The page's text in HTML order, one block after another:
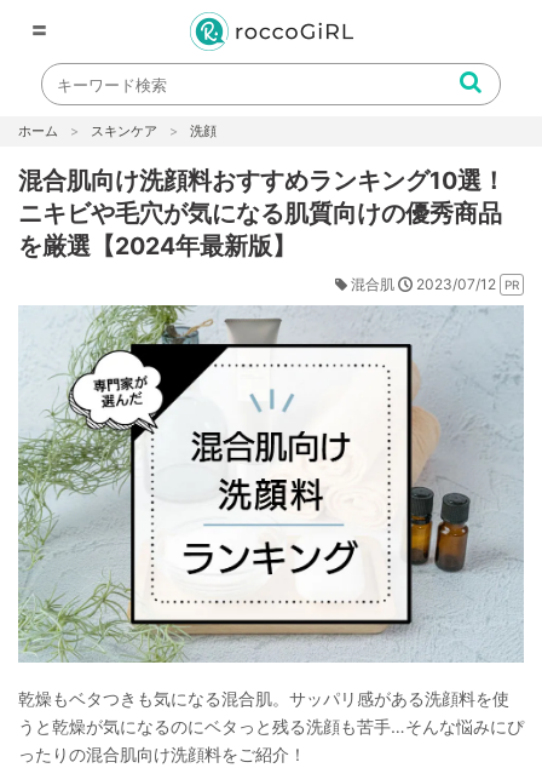
〓
ホーム スキンケア 洗顔
混合肌向け洗顔料おすすめランキング10選！
ニキビや毛穴が気になる肌質向けの優秀商品
を厳選【2024年最新版】
混合肌 2023/07/12
乾燥もベタつきも気になる混合肌。サッパリ感がある洗顔料を使
うと乾燥が気になるのにベタっと残る洗顔も苦手…そんな悩みにぴ
ったりの混合肌向け洗顔料をご紹介！